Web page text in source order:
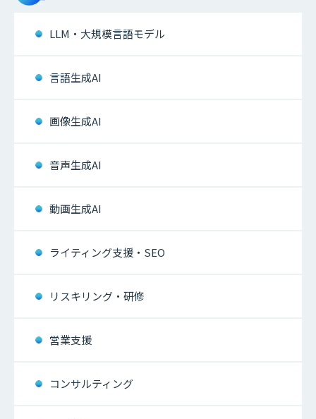
LLM・大規模言語モデル
言語生成AI
画像生成AI
音声生成AI
動画生成AI
ライティング支援・SEO
リスキリング・研修
営業支援
コンサルティング